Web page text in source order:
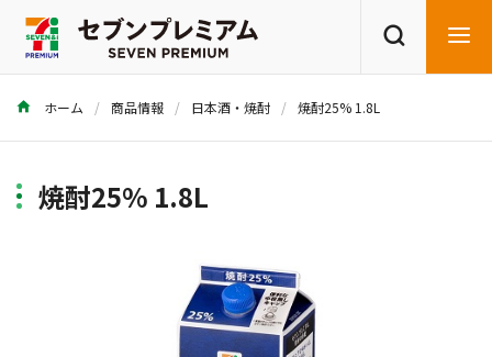
商品を探す
ホーム 商品情報 日本酒・焼酎 焼酎25% 1.8L
焼酎25% 1.8L